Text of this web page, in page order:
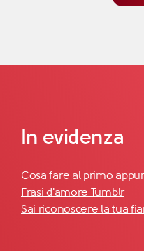
In evidenza
Cosa fare al primo
Frasi d'amore Tumblr
Sai riconoscere la tua